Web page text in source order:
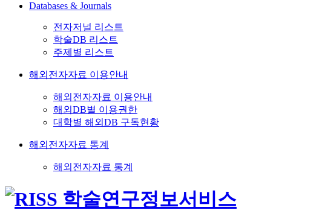
Databases & Journals
전자저널 리스트
학술DB 리스트
주제별 리스트
해외전자자료 이용안내
해외전자자료 이용안내
해외DB별 이용권한
대학별 해외DB 구독현황
해외전자자료 통계
해외전자자료 통계